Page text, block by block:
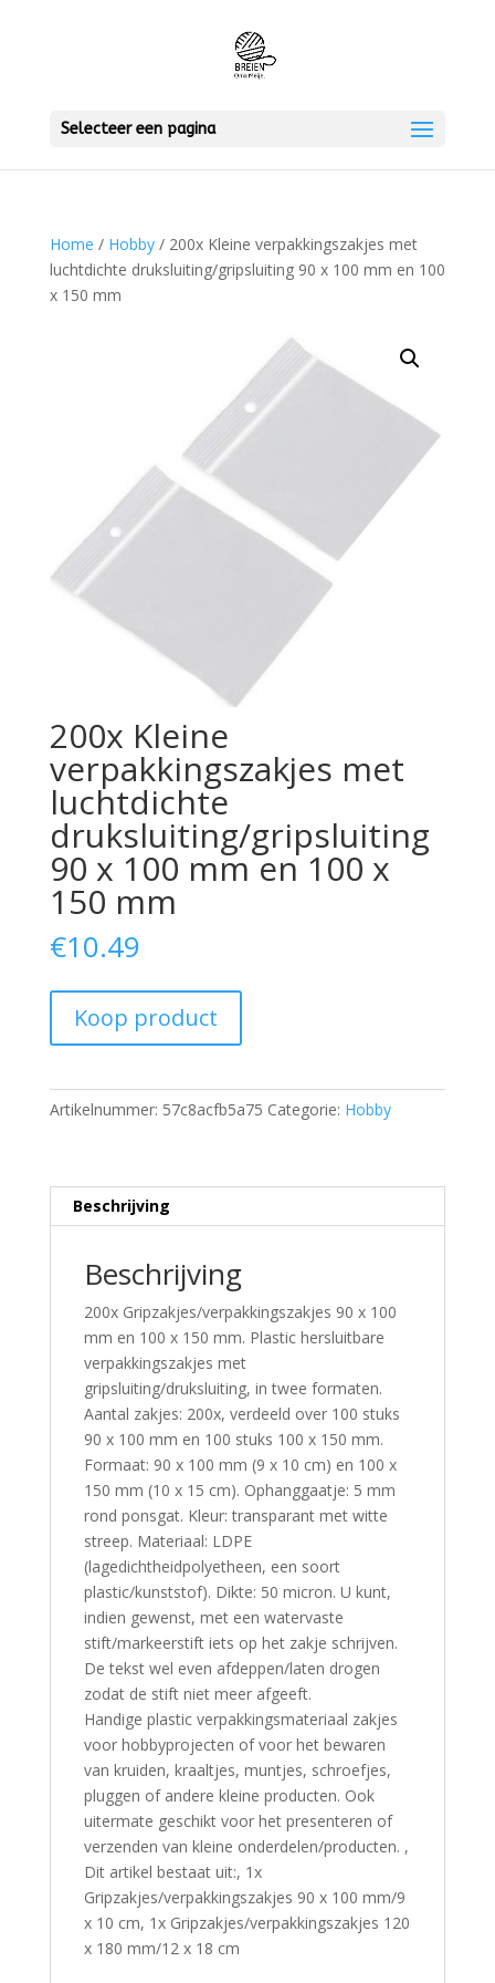
Selecteer een pagina
Home / Hobby/ 200x Kleine verpakkingszakjes met
luchtdichte druksluiting/gripsluiting 90 x 100 mm en 100
x 150 mm
200x Kleine
verpakkingszakjes met
luchtdichte
druksluiting/gripsluiting
90 x 100 mm en 100 x
150 mm
€10.49
Koop product
Artikelnummer: 57c8acfb5a75 Categorie: Hobby
Beschrijving
Beschrijving
200x Gripzakjes/verpakkingszakjes 90 x 100
mm en 100 x 150 mm. Plastic hersluitbare
verpakkingszakjes met
gripsluiting/druksluiting, in twee formaten.
Aantal zakjes: 200x, verdeeld over 100 stuks
90 x 100 mm en 100 stuks 100 x 150 mm.
Formaat: 90 x 100 mm (9 x 10 cm) en 100 x
150 mm (10 x 15 cm). Ophanggaatje: 5 mm
rond ponsgat. Kleur: transparant met witte
streep. Materiaal: LDPE
(lagedichtheidpolyetheen, een soort
plastic/kunststof). Dikte: 50 micron. U kunt,
indien gewenst, met een watervaste
stift/markeerstift iets op het zakje schrijven.
De tekst wel even afdeppen/laten drogen
zodat de stift niet meer afgeeft.
Handige plastic verpakkingsmateriaal zakjes
voor hobbyprojecten of voor het bewaren
van kruiden, kraaltjes, muntjes, schroefjes,
pluggen of andere kleine producten. Ook
uitermate geschikt voor het presenteren of
verzenden van kleine onderdelen/producten. ,
Dit artikel bestaat uit:, 1x
Gripzakjes/verpakkingszakjes 90 x 100 mm/9
x 10 cm, 1x Gripzakjes/verpakkingszakjes 120
x 180 mm/12 x 18 cm